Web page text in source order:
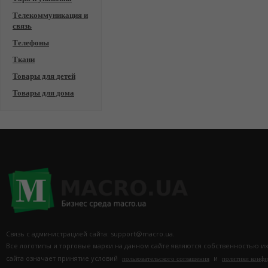
Телекоммуникация и
связь
Телефоны
Ткани
Товары для детей
Товары для дома
Связь с администрацией сайта: support@macro.ua.
Все логотипы и торговые марки на данном сайте являются собственностью
сайта означает принятие условий
пользовательского соглашения и политики